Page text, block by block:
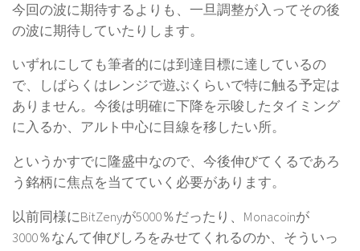
今回の波に期待するよりも、一旦調整が入ってその後
の波に期待していたりします。
いずれにしても筆者的には到達目標に達しているの
で、しばらくはレンジで遊ぶくらいで特に触る予定は
ありません。今後は明確に下降を示唆したタイミング
に入るか、アルト中心に目線を移したい所。
というかすでに隆盛中なので、今後伸びてくるであろ
う銘柄に焦点を当てていく必要があります。
以前同様にBitZenyが5000％だったり、Monacoinが
3000％なんて伸びしろをみせてくれるのか、そういっ